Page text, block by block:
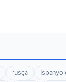
rusça